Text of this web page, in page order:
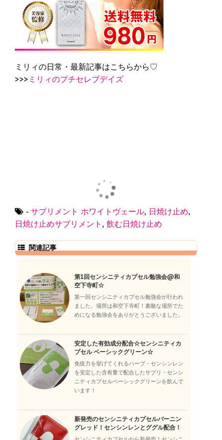
ミリィの日常・最新記事はこちらから♡
>>> ミリィのプチセレブデイズ
- サプリメント ホワイトヴェール, 日焼け止め,
日焼け止めサプリメント , 飲む日焼け止め
関連記事
第1回センシニティカプセル勉強会@和
空下寺町☆
第一回センシニティカプセル勉強会が行われ
ました。場所は和空下寺町！素敵な場所でた
めになる勉強会をありがとうございました。
安定した有効成分配合☆センシニティカ
プセル ベーシックグリーン☆
免疫力を挙げてくれるハーブ・センシンレン
を安定した含有量で配合したサプリ・センシ
ニティカプセルベーシックグリーンを飲んで
います！
新発売のセンシニティカプセルバーニン
グレッド！センシンレンとググル配合！